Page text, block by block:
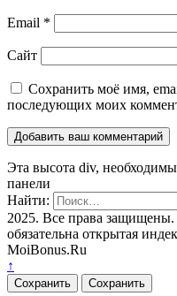
Email *
Сайт
Сохранить моё имя,
последующих моих
Эта высота div,
панели
Найти:
2025. Все права
обязательна открытая
MoiBonus.Ru
↑